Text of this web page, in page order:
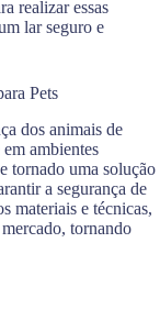
realizar essas
lar seguro e
Pets
dos animais de
ambientes
tornado uma solução
a segurança de
materiais e técnicas,
tornando